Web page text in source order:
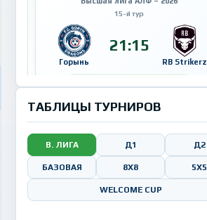
15-й тур
Горынь
21:15
RB Strikerz
Высшая лига АЛФ – 2026
21:15
ТАБЛИЦЫ ТУРНИРОВ
В. ЛИГА Д1 Д2
БАЗОВАЯ 8Х8 5X5
WELCOME CUP